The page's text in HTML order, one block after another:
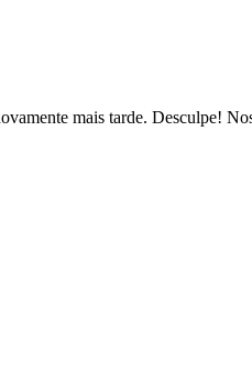
mais tarde. Desculpe!